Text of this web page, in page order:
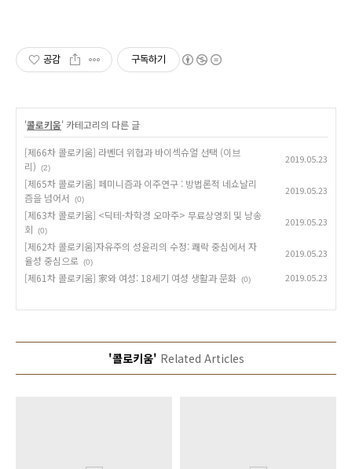
공감 구독하기
'콜로키움' 카테고리의 다른 글
[제66차 콜로키움] 라벤더 위협과 바이섹슈얼 선택 (이브
리)
(2)
2019.05.23
[제65차 콜로키움] 페미니즘과 이주연구 : 방법론적 네쇼날리
즘을 넘어서
(0)
2019.05.23
[제63차 콜로키움] <딕테-차학경 오마주> 무료상영회 및 낭송
회
(0)
2019.05.23
[제62차 콜로키움]자유주의 성윤리의 수정: 쾌락 중심에서 자
율성 중심으로 (0)
2019.05.23
[제61차 콜로키움] 家와 여성: 18세기 여성 생활과 문화 (0) 2019.05.23
'콜로키움' Related Articles